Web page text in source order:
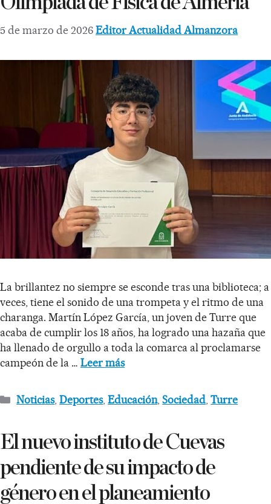
5 de marzo de 2026Editor Actualidad Almanzora
La brillantez no siempre se esconde tras una biblioteca; a
veces, tiene el sonido de una trompeta y el ritmo de una
charanga. Martín López García, un joven de Turre que
acaba de cumplir los 18 años, ha logrado una hazaña que
ha llenado de orgullo a toda la comarca al proclamarse
campeón de la … Leer más
Noticias,Deportes,Educación,Sociedad,Turre
El nuevo instituto de Cuevas
pendiente de su impacto de
género en el planeamiento